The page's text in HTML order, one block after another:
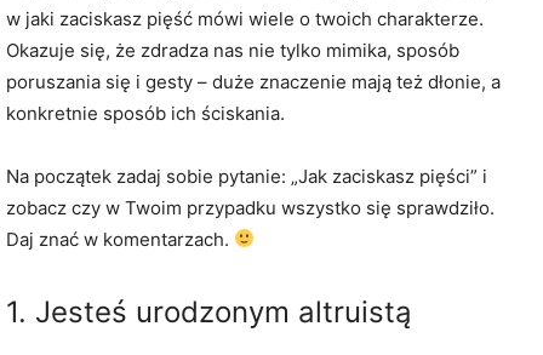
w jaki zaciskasz pięść mówi wiele o twoich charakterze.
Okazuje się, że zdradza nas nie tylko mimika, sposób
poruszania się i gesty – duże znaczenie mają też dłonie, a
konkretnie sposób ich ściskania.
Na początek zadaj sobie pytanie: „Jak zaciskasz pięści” i
zobacz czy w Twoim przypadku wszystko się sprawdziło.
Daj znać w komentarzach.
1. Jesteś urodzonym altruistą